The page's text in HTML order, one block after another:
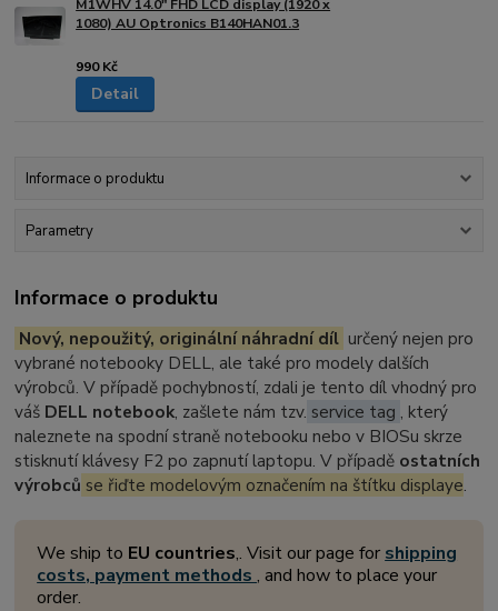
M1WHV 14.0" FHD LCD display (1920 x
1080) AU Optronics B140HAN01.3
990 Kč
Detail
Informace o produktu
Parametry
Informace o produktu
Nový, nepoužitý, originální náhradní díl určený nejen pro
vybrané notebooky DELL, ale také pro modely dalších
výrobců. V případě pochybností, zdali je tento díl vhodný pro
váš DELL notebook, zašlete nám tzv. service tag , který
naleznete na spodní straně notebooku nebo v BIOSu skrze
stisknutí klávesy F2 po zapnutí laptopu. V případě ostatních
výrobců se řiďte modelovým označením na štítku displaye.
We ship to EU countries,. Visit our page for shipping
costs, payment methods, and how to place your
order.